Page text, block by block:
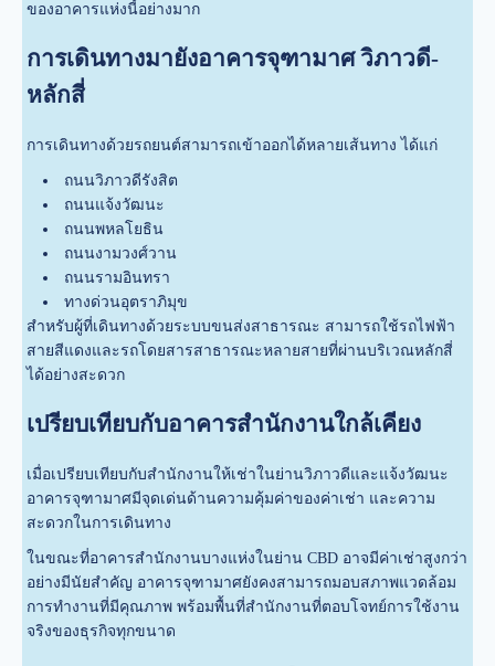
ของอาคารแห่งนี้อย่างมาก
การเดินทางมายังอาคารจุฑามาศ วิภาวดี-
หลักสี่
การเดินทางด้วยรถยนต์สามารถเข้าออกได้หลายเส้นทาง ได้แก่
ถนนวิภาวดีรังสิต
ถนนแจ้งวัฒนะ
ถนนพหลโยธิน
ถนนงามวงศ์วาน
ถนนรามอินทรา
ทางด่วนอุตราภิมุข
สำหรับผู้ที่เดินทางด้วยระบบขนส่งสาธารณะ สามารถใช้รถไฟฟ้า
สายสีแดงและรถโดยสารสาธารณะหลายสายที่ผ่านบริเวณหลักสี่
ได้อย่างสะดวก
เปรียบเทียบกับอาคารสำนักงานใกล้เคียง
เมื่อเปรียบเทียบกับสำนักงานให้เช่าในย่านวิภาวดีและแจ้งวัฒนะ
อาคารจุฑามาศมีจุดเด่นด้านความคุ้มค่าของค่าเช่า และความ
สะดวกในการเดินทาง
ในขณะที่อาคารสำนักงานบางแห่งในย่าน CBD อาจมีค่าเช่าสูงกว่า
อย่างมีนัยสำคัญ อาคารจุฑามาศยังคงสามารถมอบสภาพแวดล้อม
การทำงานที่มีคุณภาพ พร้อมพื้นที่สำนักงานที่ตอบโจทย์การใช้งาน
จริงของธุรกิจทุกขนาด